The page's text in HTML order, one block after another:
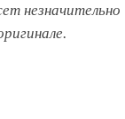
незначительно